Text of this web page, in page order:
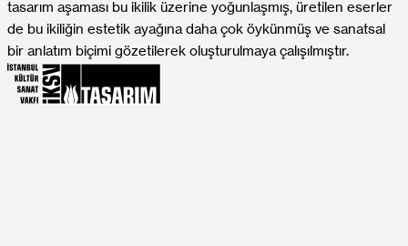
tasarım aşaması bu ikilik üzerine yoğunlaşmış, üretilen eserler
de bu ikiliğin estetik ayağına daha çok öykünmüş ve sanatsal
bir anlatım biçimi gözetilerek oluşturulmaya çalışılmıştır.